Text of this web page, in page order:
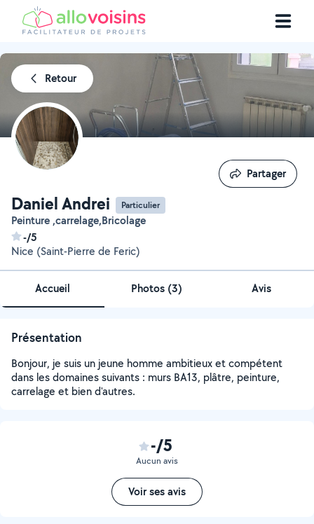
Retour
Daniel Andrei Particulier
Peinture ,carrelage,Bricolage
-/5
Nice (Saint-Pierre de Feric)
Partager
Partager
Accueil Photos (3) Avis
Présentation
Bonjour, je suis un jeune homme ambitieux et compétent
dans les domaines suivants : murs BA13, plâtre, peinture,
carrelage et bien d'autres.
-/5
Aucun avis
Voir ses avis